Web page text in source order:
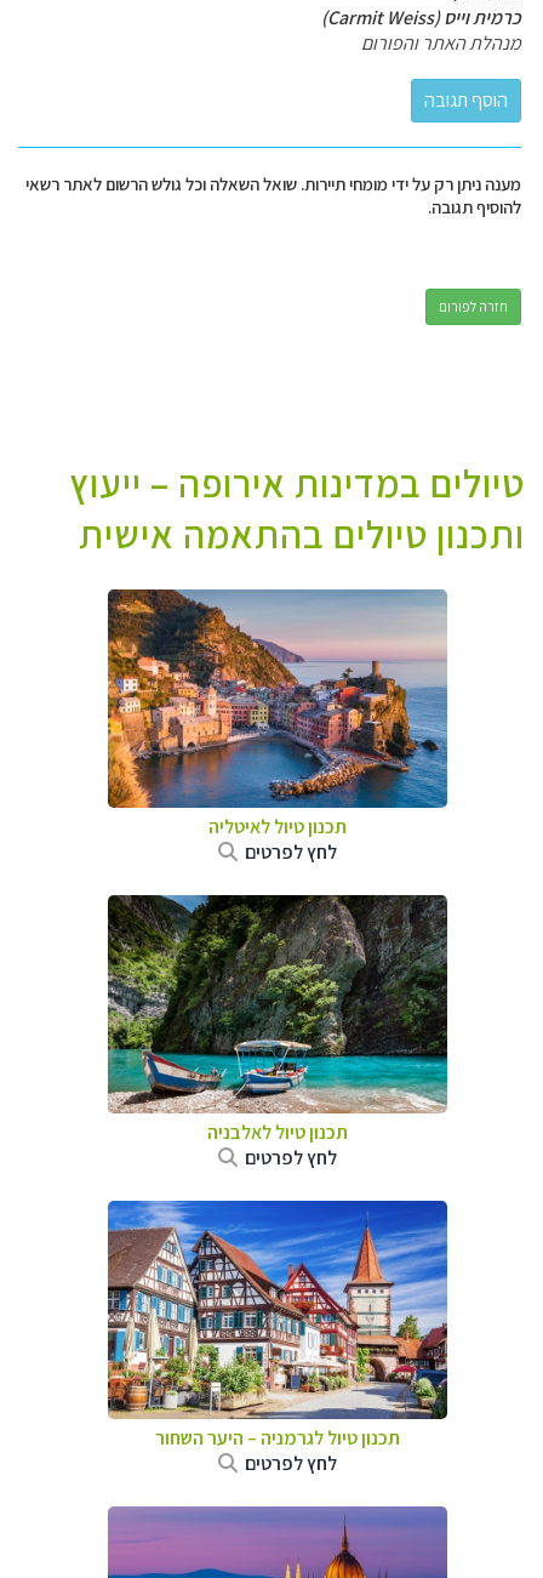
כרמית וייס (Carmit Weiss)
מנהלת האתר והפורום
מענה ניתן רק על ידי מומחי תיירות. שואל השאלה וכל גולש הרשום לאתר רשאי
להוסיף תגובה.
חזרה לפורום
טיולים במדינות אירופה – ייעוץ
ותכנון טיולים בהתאמה אישית
תכנון טיול לאיטליה
לחץ לפרטים
תכנון טיול לאלבניה
לחץ לפרטים
תכנון טיול לגרמניה – היער השחור
לחץ לפרטים